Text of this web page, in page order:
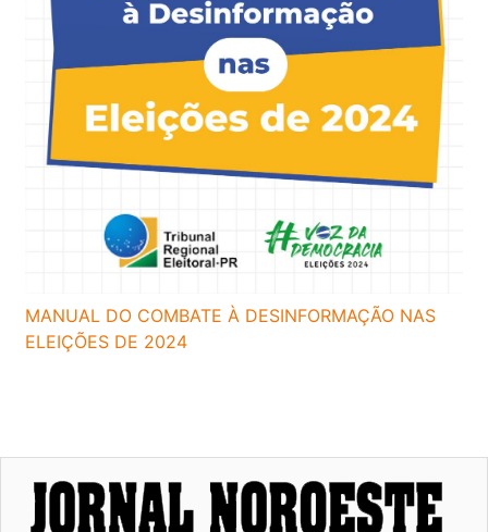
MANUAL DO COMBATE À DESINFORMAÇÃO NAS
ELEIÇÕES DE 2024